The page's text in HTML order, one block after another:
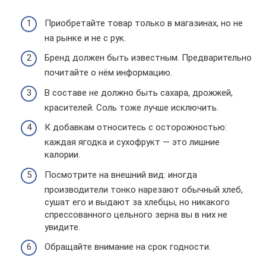
Приобретайте товар только в магазинах, но не
на рынке и не с рук.
Бренд должен быть известным. Предварительно
почитайте о нём информацию.
В составе не должно быть сахара, дрожжей,
красителей. Соль тоже лучше исключить.
К добавкам относитесь с осторожностью:
каждая ягодка и сухофрукт — это лишние
калории.
Посмотрите на внешний вид: иногда
производители тонко нарезают обычный хлеб,
сушат его и выдают за хлебцы, но никакого
спрессованного цельного зерна вы в них не
увидите.
Обращайте внимание на срок годности.